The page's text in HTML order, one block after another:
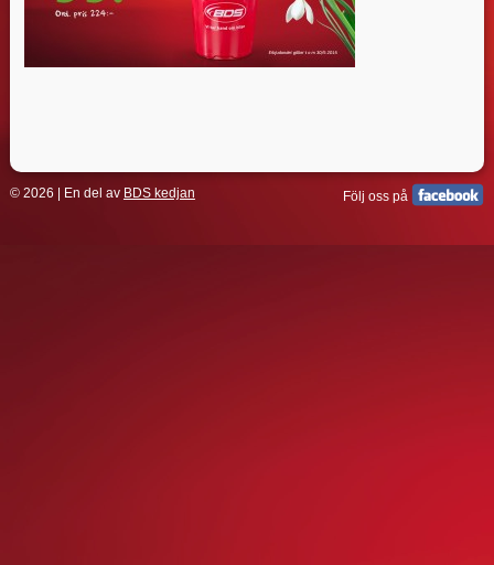
Följ oss på
© 2026 | En del av BDS kedjan